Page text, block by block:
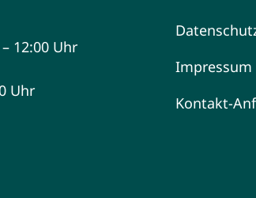
12:00 Uhr
Uhr
Impressum
Kontakt-